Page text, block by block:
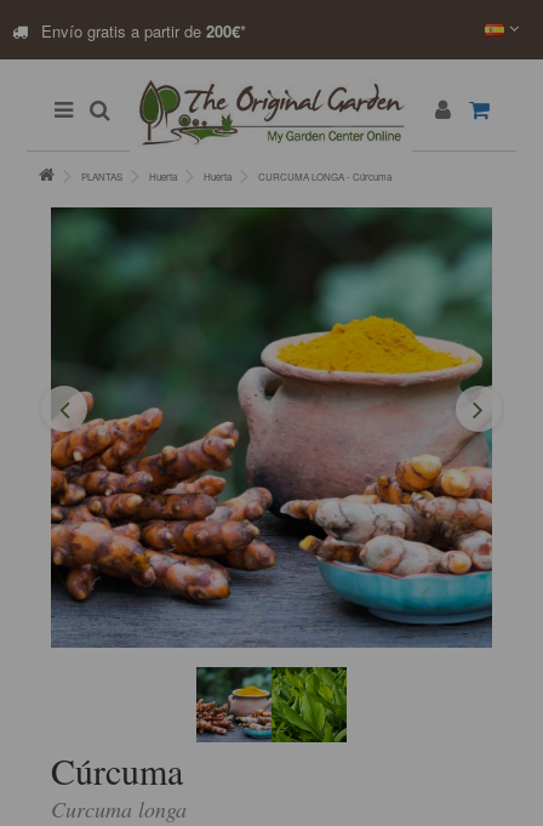
Envío gratis a partir de 200€*
PLANTAS Huerta Huerta CURCUMA LONGA - Cúrcuma
Cúrcuma
Curcuma longa